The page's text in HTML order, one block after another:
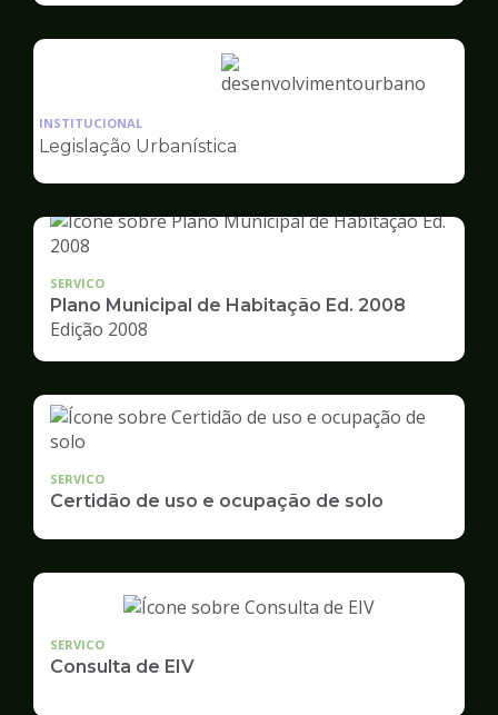
Ilustração
Desenvolvimento
Urbano
INSTITUCIONAL
Legislação Urbanística
SERVICO
Plano Municipal de Habitação Ed. 2008
Edição 2008
SERVICO
Certidão de uso e ocupação de solo
SERVICO
Consulta de EIV